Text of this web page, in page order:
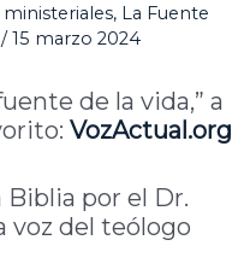
ministeriales, La Fuente
/15 marzo 2024
de la vida,” a
VozActual.org
por el Dr.
voz del teólogo